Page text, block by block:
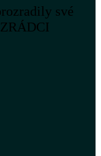
své